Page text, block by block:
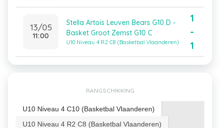
13/05
11:00
Stella Artois Leuven Bears G10 D -
Basket Groot Zemst G10 C
U10 Niveau 4 R2 C8 (Basketbal Vlaanderen)
1
-
1
RANGSCHIKKING
U10 Niveau 4 C10 (Basketbal Vlaanderen)
U10 Niveau 4 R2 C8 (Basketbal Vlaanderen)